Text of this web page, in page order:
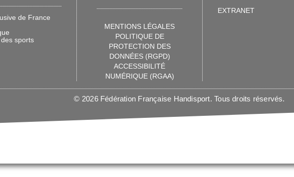
de France
sports
MENTIONS LÉGALES
POLITIQUE DE
PROTECTION DES
DONNÉES (RGPD)
ACCESSIBILITÉ
NUMÉRIQUE (RGAA)
EXTRANET
© 2026 Fédération Française Handisport. Tous droits réservés.